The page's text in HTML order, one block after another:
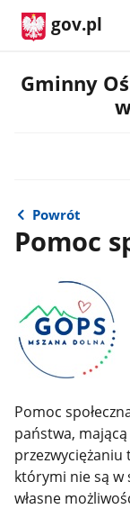
gov.pl
Gminny
Powrót
Pomoc
Pomoc
państwa,
którymi nie są w
własne